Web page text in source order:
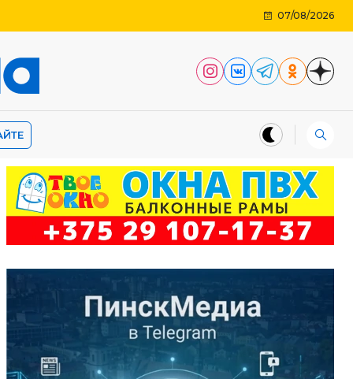
07/08/2026